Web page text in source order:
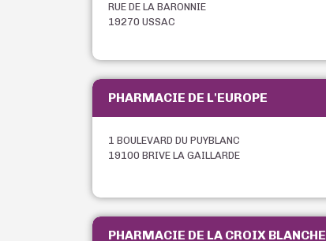
RUE DE LA BARONNIE
19270 USSAC
PHARMACIE DE L'EUROPE
1 BOULEVARD DU PUYBLANC
19100 BRIVE LA GAILLARDE
PHARMACIE DE LA CROIX BLANCHE